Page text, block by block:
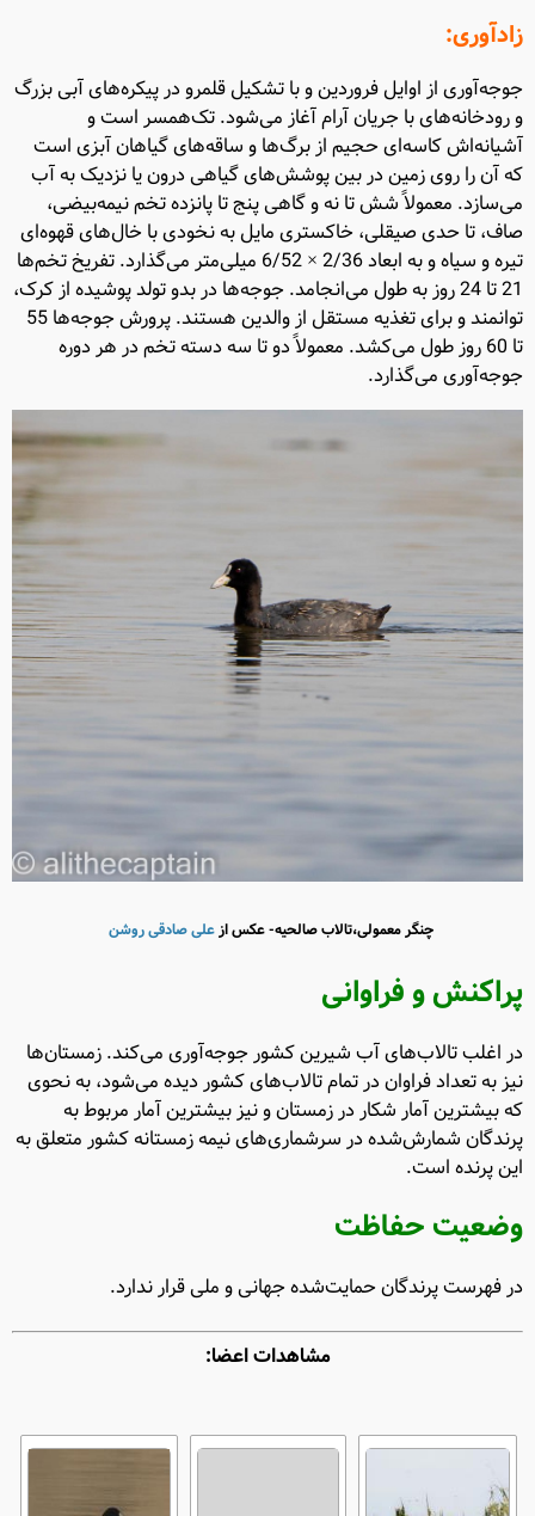
زادآوری:
جوجه‌آوری از اوایل فروردین و با تشکیل قلمرو در پیکره‌های آبی بزرگ
و رودخانه‌های با جریان آرام آغاز می‌شود. تک‌همسر است و
آشیانه‌اش کاسه‌ای حجیم از برگ‌ها و ساقه‌های گیاهان آبزی است
که آن را روی زمین در بین پوشش‌های گیاهی درون یا نزدیک به آب
می‌سازد. معمولاً شش تا نه و گاهی پنج تا پانزده تخم نیمه‌بیضی،
صاف، تا حدی صیقلی، خاکستری مایل به نخودی با خال‌های قهوه‌ای
تیره و سیاه و به ابعاد 2/36 × 6/52 میلی‌متر می‌گذارد. تفریخ تخم‌ها
21 تا 24 روز به طول می‌انجامد. جوجه‌ها در بدو تولد پوشیده از کرک،
توانمند و برای تغذیه مستقل از والدین هستند. پرورش جوجه‌ها 55
تا 60 روز طول می‌کشد. معمولاً دو تا سه دسته تخم در هر دوره
جوجه‌آوری می‌گذارد.
چنگر معمولی،تالاب صالحیه- عکس ازعلی صادقی روشن
پراکنش و فراوانی
در اغلب تالاب‌های آب شیرین کشور جوجه‌آوری می‌کند. زمستان‌ها
نیز به تعداد فراوان در تمام تالاب‌های کشور دیده می‌شود، به نحوی
که بیشترین آمار شکار در زمستان و نیز بیشترین آمار مربوط به
پرندگان شمارش‌شده در سرشماری‌های نیمه زمستانه کشور متعلق به
این پرنده است.
وضعیت حفاظت
در فهرست پرندگان حمایت‌شده جهانی و ملی قرار ندارد.
مشاهدات اعضا: